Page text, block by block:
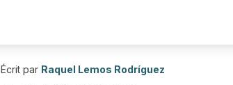
Écrit par Raquel Lemos Rodríguez